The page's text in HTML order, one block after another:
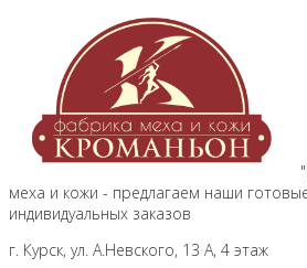
меха и кожи - предлагаем наши
индивидуальных заказов
г. Курск, ул. А.Невского, 13 А, 4 этаж